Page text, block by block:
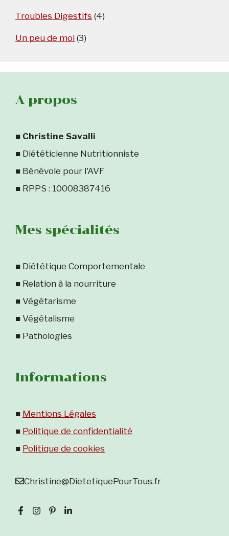
Troubles Digestifs (4)
Un peu de moi (3)
A propos
■ Christine Savalli
■ Diététicienne Nutritionniste
■ Bénévole pour l'AVF
■ RPPS : 10008387416
Mes spécialités
■ Diététique Comportementale
■ Relation à la nourriture
■ Végétarisme
■ Végétalisme
■ Pathologies
Informations
■ Mentions Légales
■ Politique de confidentialité
■ Politique de cookies
Christine@DietetiquePourTous.fr